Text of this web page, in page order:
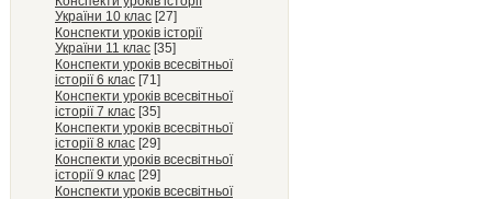
України 10 клас [27]
Конспекти уроків історії
України 11 клас [35]
Конспекти уроків всесвітньої
історії 6 клас [71]
Конспекти уроків всесвітньої
історії 7 клас [35]
Конспекти уроків всесвітньої
історії 8 клас [29]
Конспекти уроків всесвітньої
історії 9 клас [29]
Конспекти уроків всесвітньої